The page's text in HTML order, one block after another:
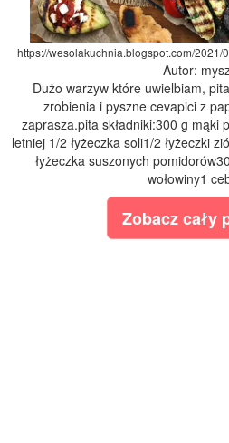
https://wesolakuchnia.blogspot.com/
Autor:
Dużo warzyw które uwielbiam,
zrobienia i pyszne cevapici z
zaprasza.pita składniki:300 g mąki
letniej 1/2 łyżeczka soli1/2 łyżeczki
łyżeczka suszonych
wołowiny1
Zobacz cały